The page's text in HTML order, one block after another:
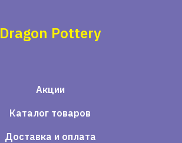
Dragon Pottery
Акции
Каталог товаров
Доставка и оплата